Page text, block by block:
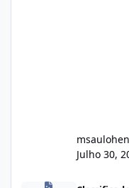
Julho 30,